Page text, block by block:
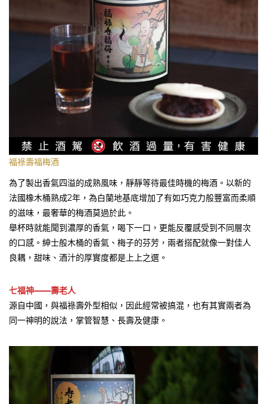
福祿壽福梅酒
為了製出香氣四溢的成熟風味，靜靜等待最佳時機的梅酒。以新的
法國橡木桶熟成2年，為白蘭地基底增加了有如巧克力般豐富而柔順
的滋味，最奢華的梅酒莫過於此。
舉杯時就能聞到濃厚的香氣，喝下一口，更能反覆感受到不同層次
的口感。紳士般木桶的香氣、梅子的芬芳，兩者搭配就像一對佳人
良耦，甜味、酒汁的厚實度都是上上之選。
七福神——壽老人
源自中國，與福祿壽外型相似，因此經常被搞混，也有其實兩者為
同一神明的說法，掌管智慧、長壽及健康。